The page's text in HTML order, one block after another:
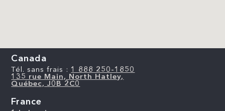
Canada
Tél. sans frais : 1 888 250-1850
135 rue Main, North Hatley,
Québec, J0B 2C0
France